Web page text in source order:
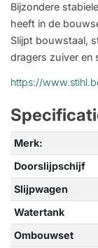
Bijzondere
heeft in de
Slijpt bouwstaal,
dragers zuiver en
https://
Merk:
Doorslijpschijf
Slijpwagen
Watertank
Ombouwset